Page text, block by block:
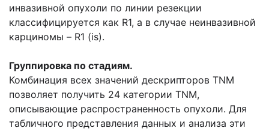
инвазивной опухоли по линии резекции
классифицируется как R1, а в случае неинвазивной
карциномы – R1 (is).
Группировка по стадиям.
Комбинация всех значений дескрипторов TNM
позволяет получить 24 категории TNM,
описывающие распространенность опухоли. Для
табличного представления данных и анализа эти